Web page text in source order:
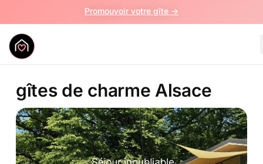
Promouvoir votre gîte ->
gîtes de charme Alsace